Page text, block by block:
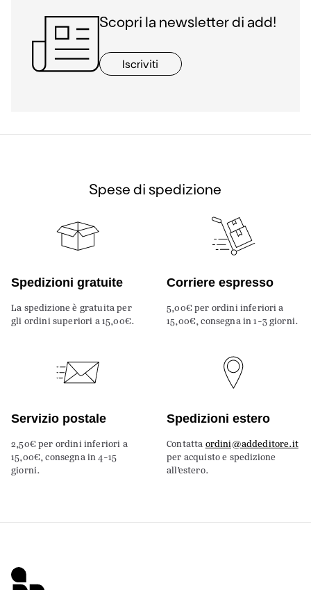
Scopri la newsletter di add!
Iscriviti
Spese di spedizione
Spedizioni gratuite
La spedizione è gratuita per
gli ordini superiori a 15,00€.
Corriere espresso
5,00€ per ordini inferiori a
15,00€, consegna in 1-3 giorni.
Servizio postale
2,50€ per ordini inferiori a
15,00€, consegna in 4-15
giorni.
Spedizioni estero
Contatta ordini@addeditore.it
per acquisto e spedizione
all’estero.